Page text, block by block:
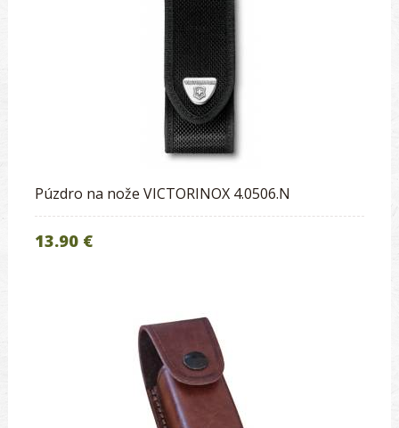
Púzdro na nože VICTORINOX 4.0506.N
13.90 €